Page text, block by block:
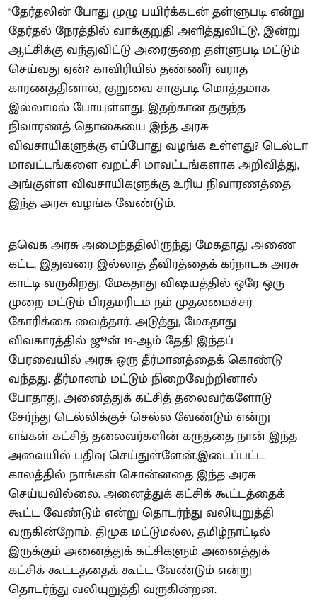
"தேர்தலின் போது முழு பயிர்க்கடன் தள்ளுபடி என்று
தேர்தல் நேரத்தில் வாக்குறுதி அளித்துவிட்டு, இன்று
ஆட்சிக்கு வந்துவிட்டு அரைகுறை தள்ளுபடி மட்டும்
செய்வது ஏன்? காவிரியில் தண்ணீர் வராத
காரணத்தினால், குறுவை சாகுபடி மொத்தமாக
இல்லாமல் போயுள்ளது. இதற்கான தகுந்த
நிவாரணத் தொகையை இந்த அரசு
விவசாயிகளுக்கு எப்போது வழங்க உள்ளது? டெல்டா
மாவட்டங்களை வறட்சி மாவட்டங்களாக அறிவித்து,
அங்குள்ள விவசாயிகளுக்கு உரிய நிவாரணத்தை
இந்த அரசு வழங்க வேண்டும்.
தவெக அரசு அமைந்ததிலிருந்து மேகதாது அணை
கட்ட, இதுவரை இல்லாத தீவிரத்தைக் கர்நாடக அரசு
காட்டி வருகிறது. மேகதாது விஷயத்தில் ஒரே ஒரு
முறை மட்டும் பிரதமரிடம் நம் முதலமைச்சர்
கோரிக்கை வைத்தார். அடுத்து, மேகதாது
விவகாரத்தில் ஜூன் 19-ஆம் தேதி இந்தப்
பேரவையில் அரசு ஒரு தீர்மானத்தைக் கொண்டு
வந்தது. தீர்மானம் மட்டும் நிறைவேற்றினால்
போதாது; அனைத்துக் கட்சித் தலைவர்களோடு
சேர்ந்து டெல்லிக்குச் செல்ல வேண்டும் என்று
எங்கள் கட்சித் தலைவர்களின் கருத்தை நான் இந்த
அவையில் பதிவு செய்துள்ளேன்.இடைப்பட்ட
காலத்தில் நாங்கள் சொன்னதை இந்த அரசு
செய்யவில்லை. அனைத்துக் கட்சிக் கூட்டத்தைக்
கூட்ட வேண்டும் என்று தொடர்ந்து வலியுறுத்தி
வருகின்றோம். திமுக மட்டுமல்ல, தமிழ்நாட்டில்
இருக்கும் அனைத்துக் கட்சிகளும் அனைத்துக்
கட்சிக் கூட்டத்தைக் கூட்ட வேண்டும் என்று
தொடர்ந்து வலியுறுத்தி வருகின்றன.